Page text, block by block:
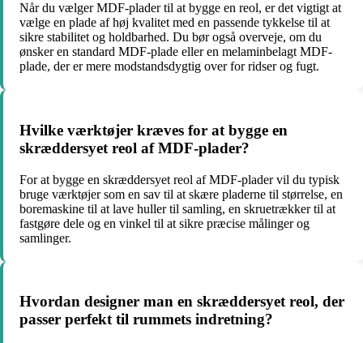
Når du vælger MDF-plader til at bygge en reol, er det vigtigt at
vælge en plade af høj kvalitet med en passende tykkelse til at
sikre stabilitet og holdbarhed. Du bør også overveje, om du
ønsker en standard MDF-plade eller en melaminbelagt MDF-
plade, der er mere modstandsdygtig over for ridser og fugt.
Hvilke værktøjer kræves for at bygge en
skræddersyet reol af MDF-plader?
For at bygge en skræddersyet reol af MDF-plader vil du typisk
bruge værktøjer som en sav til at skære pladerne til størrelse, en
boremaskine til at lave huller til samling, en skruetrækker til at
fastgøre dele og en vinkel til at sikre præcise målinger og
samlinger.
Hvordan designer man en skræddersyet reol, der
passer perfekt til rummets indretning?